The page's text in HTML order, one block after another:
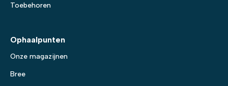
Toebehoren
Ophaalpunten
Onze magazijnen
Bree